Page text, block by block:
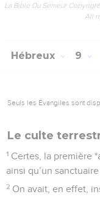
La Bible Du Semeur
All
Hébreux 9
Seuls les Évangiles sont
Le culte
1 Certes, la première
ainsi qu’un
2 On avait, en effet,